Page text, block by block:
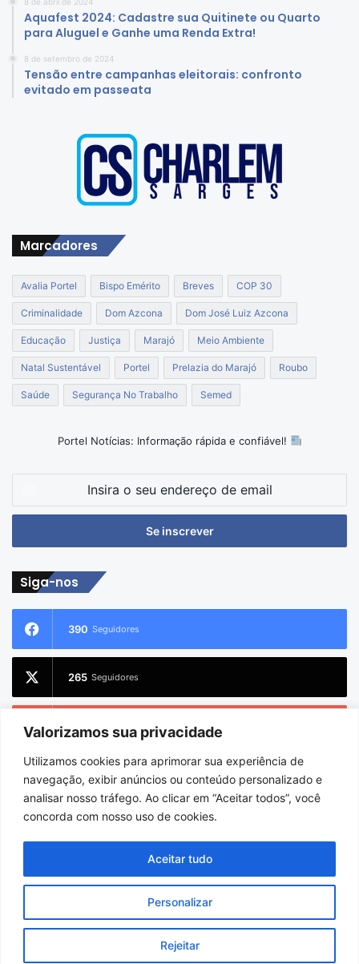
Valorizamos sua privacidade
Utilizamos cookies para aprimorar sua experiência de
navegação, exibir anúncios ou conteúdo personalizado e
analisar nosso tráfego. Ao clicar em “Aceitar todos”, você
concorda com nosso uso de cookies.
Personalizar
Rejeitar
Aceitar tudo
Aquafest 2024: Cadastre sua Quitinete ou Quarto
para Aluguel e Ganhe uma Renda Extra!
8 de setembro de 2024
Tensão entre campanhas eleitorais: confronto
evitado em passeata
Marcadores
Avalia Portel Bispo Emérito Breves COP 30
Criminalidade Dom Azcona Dom José Luiz Azcona
Educação Justiça Marajó Meio Ambiente
Natal Sustentável Portel Prelazia do Marajó Roubo
Saúde Segurança No Trabalho Semed
Portel Notícias: Informação rápida e confiável!
seu
de
Siga-nos
390 Seguidores
265 Seguidores
2.733 Seguidores
Hospedado pori9 Digital
Início
Sobre Equipe
Facebook YouTube